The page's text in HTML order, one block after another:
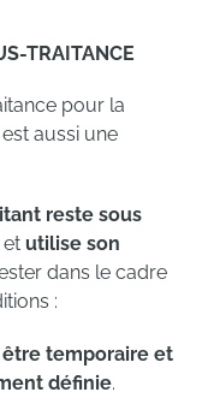
TRAITANCE
pour la
aussi une
reste sous
et utilise son
dans le cadre
:
temporaire et
définie.